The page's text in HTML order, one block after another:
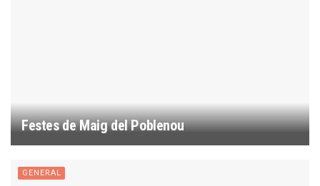
Festes de Maig del Poblenou
GENERAL